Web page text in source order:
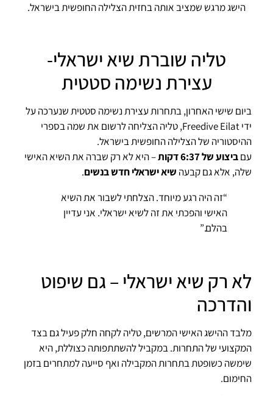
הישג מרגש שמציב אותה בחזית הצלילה החופשית בישראל.
טליה שוברת שיא ישראלי-
עצירת נשימה סטטית
ביום שישי האחרון, בתחרות עצירת נשימה סטטית שנערכה על
ידי Freedive Eilat, טליה הצליחה לרשום את שמה בספרי
ההיסטוריה של הצלילה החופשית בישראל.
עםביצוע של 6:37 דקות
– היא לא רק שברה את השיא האישי
שלה, אלא גם קבעה שיא ישראלי חדש בנשים.
“זה היה רגע מיוחד. הצלחתי לשבור את השיא
האישי והפכתי את זה לשיא ישראלי. אני עדיין
בהלם.”
לא רק שיא ישראלי – גם שיפוט
והדרכה
מלבד ההישג האישי המרשים, טליה לקחה חלק פעיל גם בצד
המקצועי של התחרות. במקביל להשתתפותה כצוללת, היא
שימשה כשופטת בתחרות המקבילה ואף סייעה למתחרים בזמן
החימום.